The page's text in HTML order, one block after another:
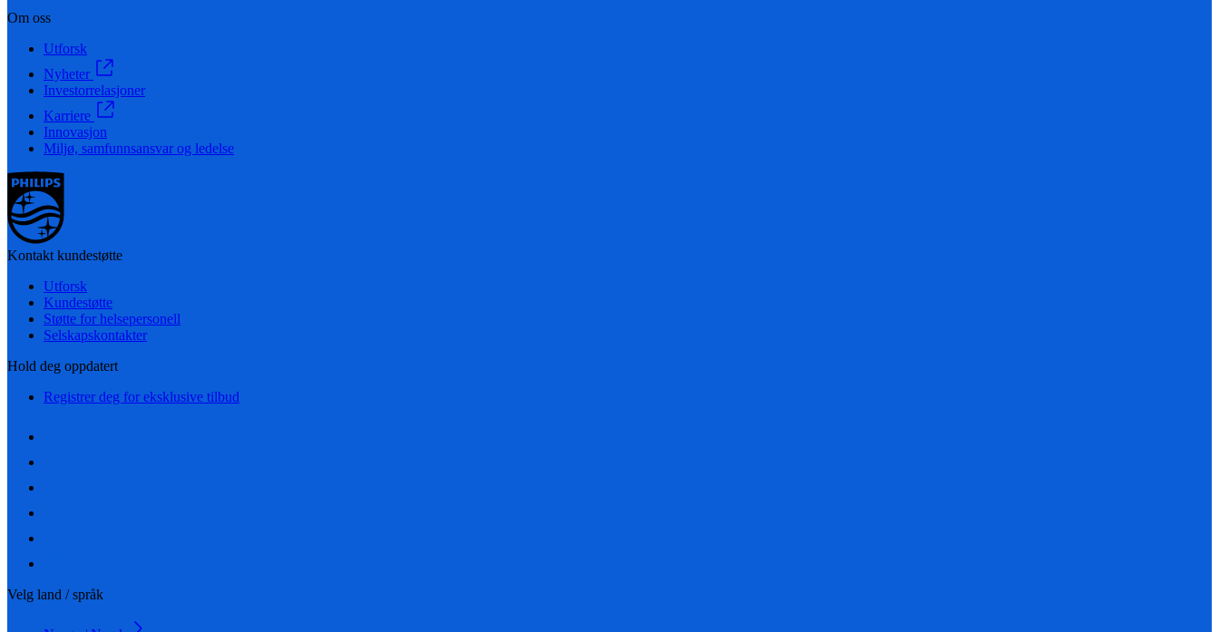
Om oss
Utforsk
Nyheter
Investorrelasjoner
Karriere
Innovasjon
Miljø, samfunnsansvar og ledelse
Kontakt kundestøtte
Utforsk
Kundestøtte
Støtte for helsepersonell
Selskapskontakter
Hold deg oppdatert
Registrer deg for eksklusive tilbud
Velg land / språk